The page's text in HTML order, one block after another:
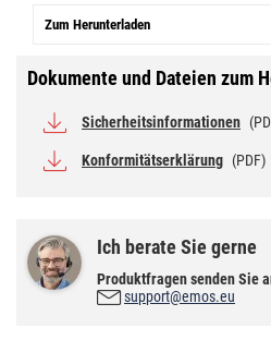
Zum Herunterladen
Dokumente und Dateien zum
Sicherheitsinformationen
Konformitätserklärung (PDF)
Ich berate Sie gerne
Produktfragen senden Sie
support@emos.eu